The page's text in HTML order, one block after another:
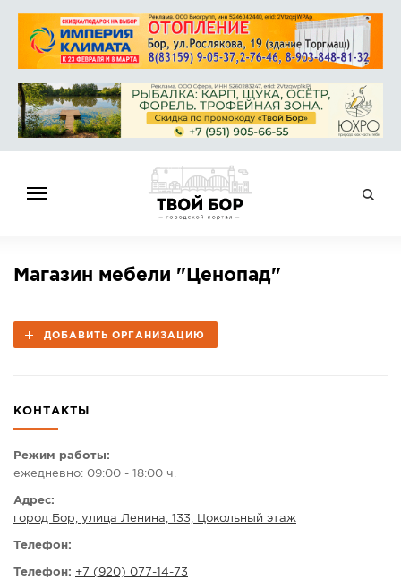
НОВОСТИ
ОБЪЯВЛЕНИЯ
КАМЕРЫ
КОНКУРСЫ
Магазин мебели "Ценопад"
ДОБАВИТЬ ОРГАНИЗАЦИЮ
КОНТАКТЫ
Режим работы:
ежедневно: 09:00 - 18:00 ч.
Адрес:
город Бор, улица Ленина, 133, Цокольный этаж
Телефон:
Телефон: +7 (920) 077-14-73